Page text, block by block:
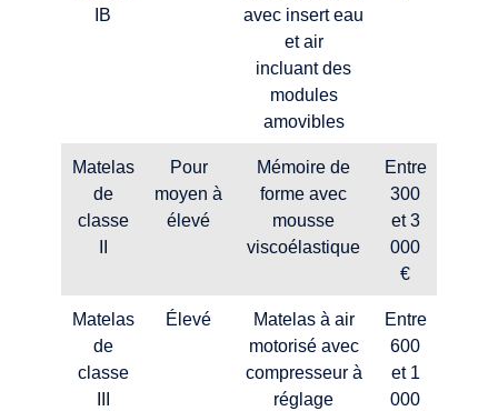
IB
avec insert eau
et air
incluant des
modules
amovibles
Matelas
de
classe
Pour
moyen à
élevé
Mémoire de
forme avec
mousse
viscoélastique
Entre
300
et 3
000
€
Matelas
de
classe
Élevé
Matelas à air
motorisé avec
compresseur à
réglage
Entre
600
et 1
000